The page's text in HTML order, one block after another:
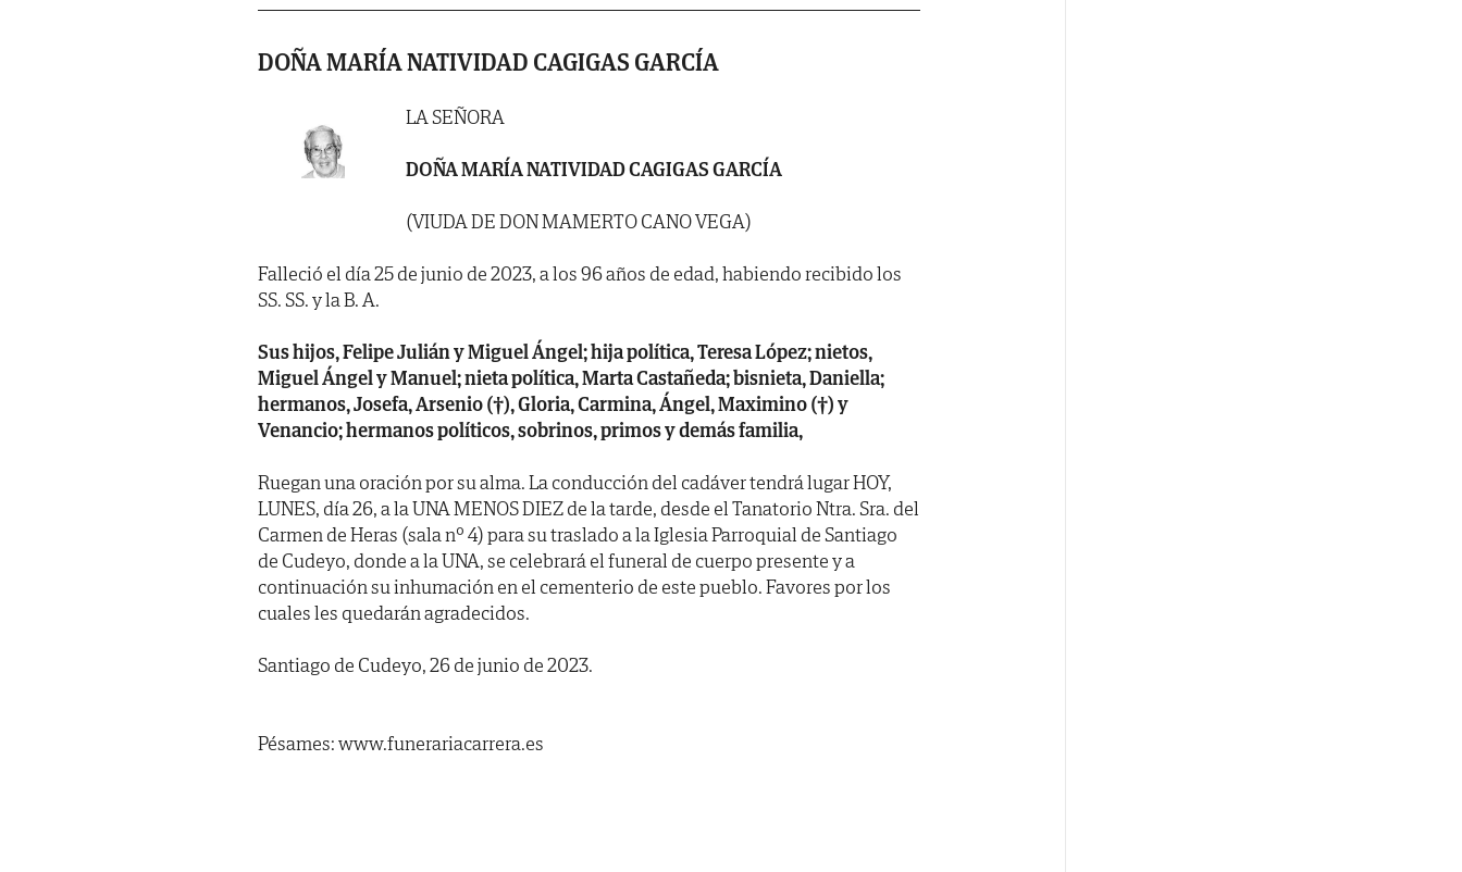
DOÑA MARÍA NATIVIDAD CAGIGAS GARCÍA
LA SEÑORA
DOÑA MARÍA NATIVIDAD CAGIGAS GARCÍA
(VIUDA DE DON MAMERTO CANO VEGA)
Falleció el día 25 de junio de 2023, a los 96 años de edad, habiendo recibido los
SS. SS. y la B. A.
Sus hijos, Felipe Julián y Miguel Ángel; hija política, Teresa López; nietos,
Miguel Ángel y Manuel; nieta política, Marta Castañeda; bisnieta, Daniella;
hermanos, Josefa, Arsenio (†), Gloria, Carmina, Ángel, Maximino (†) y
Venancio; hermanos políticos, sobrinos, primos y demás familia,
Ruegan una oración por su alma. La conducción del cadáver tendrá lugar HOY,
LUNES, día 26, a la UNA MENOS DIEZ de la tarde, desde el Tanatorio Ntra. Sra. del
Carmen de Heras (sala nº 4) para su traslado a la Iglesia Parroquial de Santiago
de Cudeyo, donde a la UNA, se celebrará el funeral de cuerpo presente y a
continuación su inhumación en el cementerio de este pueblo. Favores por los
cuales les quedarán agradecidos.
Santiago de Cudeyo, 26 de junio de 2023.
Pésames: www.funerariacarrera.es